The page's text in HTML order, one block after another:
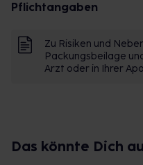
Pflichtangaben
Zu Risiken und
Packungsbeilage
Arzt oder in Ihrer
Das könnte Dich